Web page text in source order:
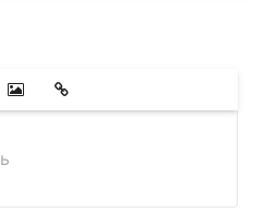
изображение
Вставить ссылку